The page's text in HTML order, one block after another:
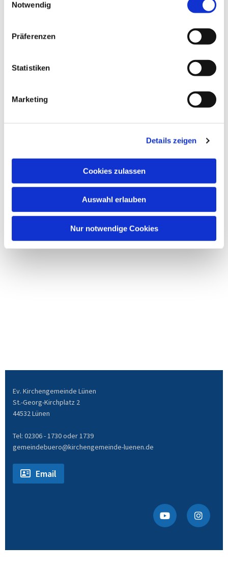
Notwendig
Präferenzen
Statistiken
Marketing
Details zeigen
Cookies zulassen
Auswahl erlauben
Nur notwendige Cookies
Ev. Kirchengemeinde Lünen
St.-Georg-Kirchplatz 2
44532 Lünen
Tel: 02306 - 1730 oder 1739
gemeindebuero@kirchengemeinde-luenen.de
Email